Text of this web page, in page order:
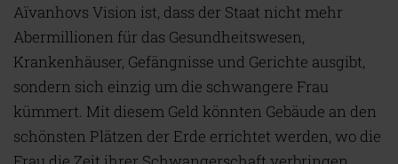
Aïvanhovs Vision ist, dass der Staat nicht mehr
Abermillionen für das Gesundheitswesen,
Krankenhäuser, Gefängnisse und Gerichte ausgibt,
sondern sich einzig um die schwangere Frau
kümmert. Mit diesem Geld könnten Gebäude an den
schönsten Plätzen der Erde errichtet werden, wo die